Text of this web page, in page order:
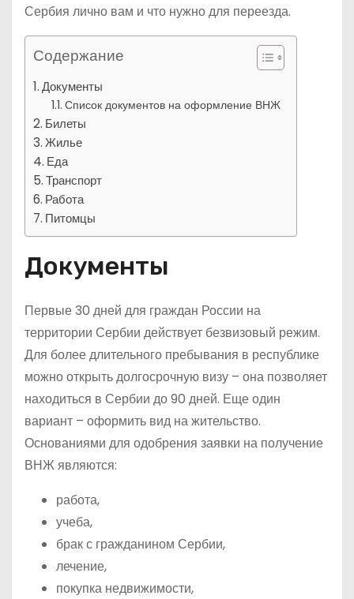
Сербия лично вам и что нужно для переезда.
Содержание
Документы
Список документов на оформление ВНЖ
Билеты
Жилье
Еда
Транспорт
Работа
Питомцы
Документы
Первые 30 дней для граждан России на
территории Сербии действует безвизовый режим.
Для более длительного пребывания в республике
можно открыть долгосрочную визу – она позволяет
находиться в Сербии до 90 дней. Еще один
вариант – оформить вид на жительство.
Основаниями для одобрения заявки на получение
ВНЖ являются:
работа,
учеба,
брак с гражданином Сербии,
лечение,
покупка недвижимости,